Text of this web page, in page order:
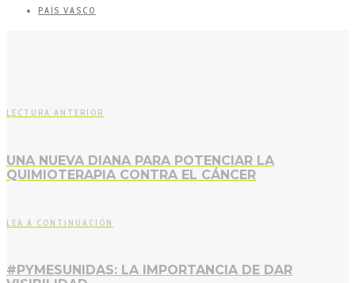
PAÍS VASCO
LECTURA ANTERIOR
UNA NUEVA DIANA PARA POTENCIAR LA
QUIMIOTERAPIA CONTRA EL CÁNCER
LEA A CONTINUACIÓN
#PYMESUNIDAS: LA IMPORTANCIA DE DAR